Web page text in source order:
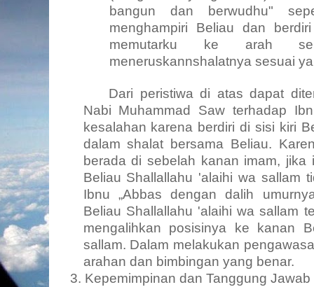
bangun dan berwudhu"
menghampiri Beliau dan
memutarku ke arah
meneruskannshalatnya sesuai
Dari peristiwa di atas dapat
Nabi Muhammad Saw terhadap
kesalahan karena berdiri di sisi kiri
dalam shalat bersama Beliau.
berada di sebelah kanan imam, jika
Beliau Shallallahu 'alaihi wa sallam
Ibnu „Abbas dengan dalih
Beliau Shallallahu 'alaihi wa sallam
mengalihkan posisinya ke kanan
sallam. Dalam melakukan
arahan dan bimbingan yang benar.
3. Kepemimpinan dan Tanggung Jawab